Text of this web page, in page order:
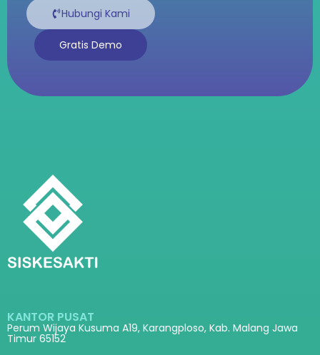
Hubungi Kami
Gratis Demo
KANTOR PUSAT
Perum Wijaya Kusuma A19, Karangploso, Kab. Malang Jawa
Timur 65152